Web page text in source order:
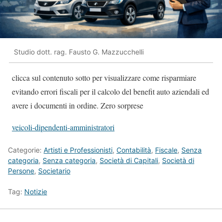
Studio dott. rag. Fausto G. Mazzucchelli
clicca sul contenuto sotto per visualizzare come risparmiare
evitando errori fiscali per il calcolo del benefit auto aziendali ed
avere i documenti in ordine. Zero sorprese
veicoli-dipendenti-amministratori
Categorie: Artisti e Professionisti, Contabilità, Fiscale, Senza
categoria, Senza categoria, Società di Capitali, Società di
Persone, Societario
Tag: Notizie